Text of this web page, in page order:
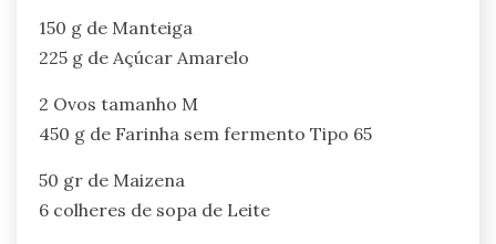
150 g de Manteiga
225 g de Açúcar Amarelo
2 Ovos tamanho M
450 g de Farinha sem fermento Tipo 65
50 gr de Maizena
6 colheres de sopa de Leite